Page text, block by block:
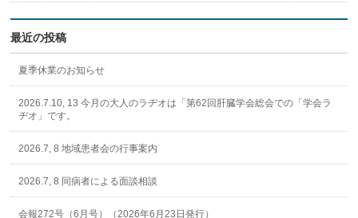
最近の投稿
夏季休業のお知らせ
2026.7.10, 13 今月の大人のラヂオは「第62回肝臓学会総会での「学会ラ
ヂオ」です。
2026.7, 8 地域患者会の行事案内
2026.7, 8 同病者による面談相談
会報272号（6月号）（2026年6月23日発行）